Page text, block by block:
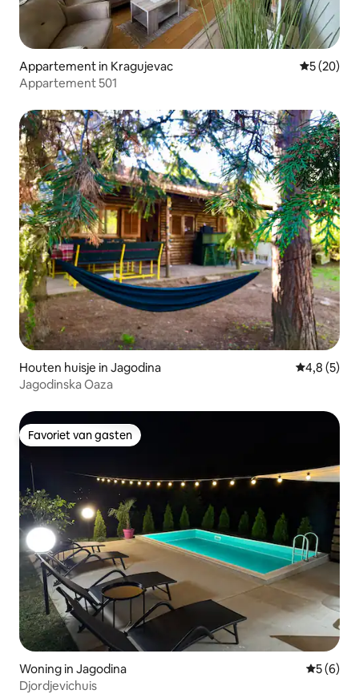
Appartement in Kragujevac
5 (20)
Appartement 501
Houten huisje in Jagodina
4,8 (5)
Jagodinska Oaza
Favoriet van gasten
Favoriet van gasten
Woning in Jagodina
5 (6)
Djordjevichuis